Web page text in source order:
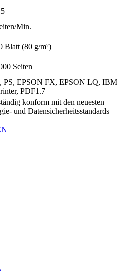
Min.
Blatt (80 g/m²)
Seiten
PS, EPSON FX, EPSON LQ, IBM
PDF1.7
konform mit den neuesten
und Datensicherheitsstandards